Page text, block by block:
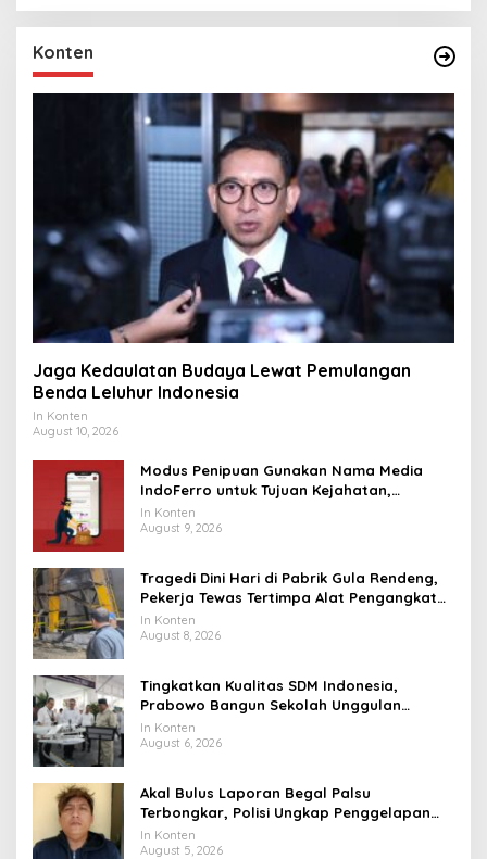
Konten
Jaga Kedaulatan Budaya Lewat Pemulangan
Benda Leluhur Indonesia
In Konten
August 10, 2026
Modus Penipuan Gunakan Nama Media
IndoFerro untuk Tujuan Kejahatan,
Waspadalah!
In Konten
August 9, 2026
Tragedi Dini Hari di Pabrik Gula Rendeng,
Pekerja Tewas Tertimpa Alat Pengangkat
Tebu
In Konten
August 8, 2026
Tingkatkan Kualitas SDM Indonesia,
Prabowo Bangun Sekolah Unggulan
hingga Undang Universitas Terbaik Dunia
In Konten
August 6, 2026
Akal Bulus Laporan Begal Palsu
Terbongkar, Polisi Ungkap Penggelapan
Uang Perusahaan untuk Crypto
In Konten
August 5, 2026